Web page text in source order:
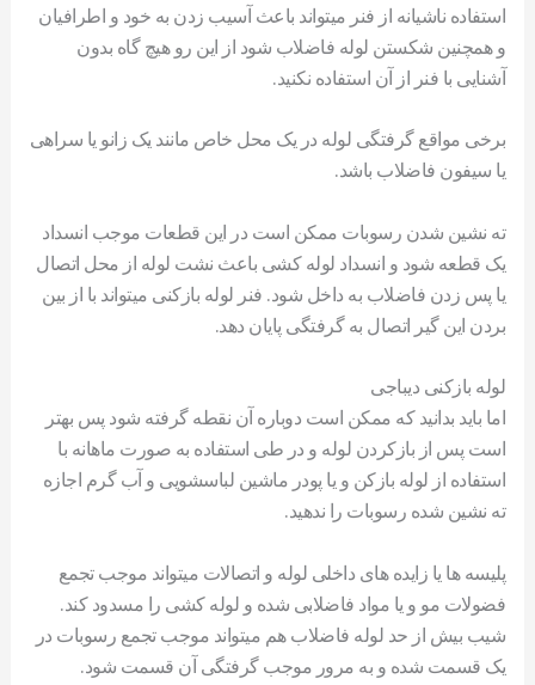
استفاده ناشیانه از فنر میتواند باعث آسیب زدن به خود و اطرافیان
و همچنین شکستن لوله فاضلاب شود از این رو هیچ گاه بدون
آشنایی با فنر از آن استفاده نکنید.
برخی مواقع گرفتگی لوله در یک محل خاص مانند یک زانو یا سراهی
یا سیفون فاضلاب باشد.
ته نشین شدن رسوبات ممکن است در این قطعات موجب انسداد
یک قطعه شود و انسداد لوله کشی باعث نشت لوله از محل اتصال
یا پس زدن فاضلاب به داخل شود. فنر لوله بازکنی میتواند با از بین
بردن این گیر اتصال به گرفتگی پایان دهد.
لوله بازکنی دیباجی
اما باید بدانید که ممکن است دوباره آن نقطه گرفته شود پس بهتر
است پس از بازکردن لوله و در طی استفاده به صورت ماهانه با
استفاده از لوله بازکن و یا پودر ماشین لباسشویی و آب گرم اجازه
ته نشین شده رسوبات را ندهید.
پلیسه ها یا زایده های داخلی لوله و اتصالات میتواند موجب تجمع
فضولات مو و یا مواد فاضلابی شده و لوله کشی را مسدود کند.
شیب بیش از حد لوله فاضلاب هم میتواند موجب تجمع رسوبات در
یک قسمت شده و به مرور موجب گرفتگی آن قسمت شود.